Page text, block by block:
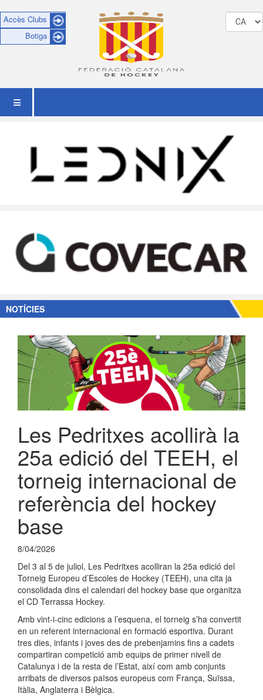
Accès Clubs
Botiga
NOTÍCIES
Les Pedritxes acollirà la
25a edició del TEEH, el
torneig internacional de
referència del hockey
base
8/04/2026
Del 3 al 5 de juliol, Les Pedritxes acolliran la 25a edició del
Torneig Europeu d’Escoles de Hockey (TEEH), una cita ja
consolidada dins el calendari del hockey base que organitza
el CD Terrassa Hockey.
Amb vint-i-cinc edicions a l’esquena, el torneig s’ha convertit
en un referent internacional en formació esportiva. Durant
tres dies, infants i joves des de prebenjamins fins a cadets
compartiran competició amb equips de primer nivell de
Catalunya i de la resta de l’Estat, així com amb conjunts
arribats de diversos països europeus com França, Suïssa,
Itàlia, Anglaterra i Bèlgica.